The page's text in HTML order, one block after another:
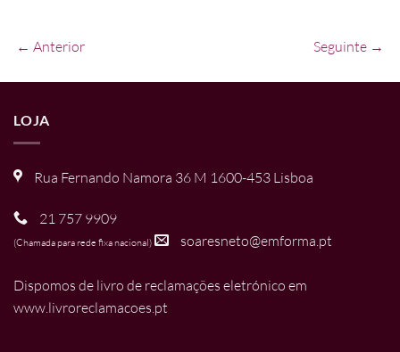
← Anterior Seguinte →
LOJA
Rua Fernando Namora 36 M 1600-453 Lisboa
21 757 9909
(Chamada para rede fixa nacional) soaresneto@emforma.pt
Dispomos de livro de reclamações eletrónico em
www.livroreclamacoes.pt